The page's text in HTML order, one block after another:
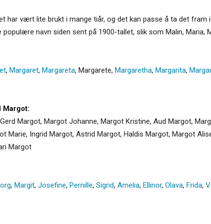
har vært lite brukt i mange tiår, og det kan passe å ta det fram
navn siden sent på 1900-tallet, slik som Malin, Maria,
, Margaret, Margareta, Margarete, Margaretha, Margarita,
Margot:
Margot, Margot Johanne, Margot Kristine, Aud Margot,
Marie, Ingrid Margot, Astrid Margot, Haldis Margot, Margot
Margot
, Margit, Josefine, Pernille, Sigrid, Amelia, Ellinor, Olava, Frida,